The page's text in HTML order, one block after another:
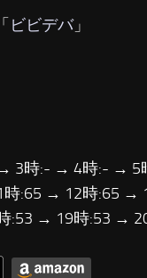
ビビデバ」
3時:- → 4時:- → 5
:65 → 12時:65 →
:53 → 19時:53 →